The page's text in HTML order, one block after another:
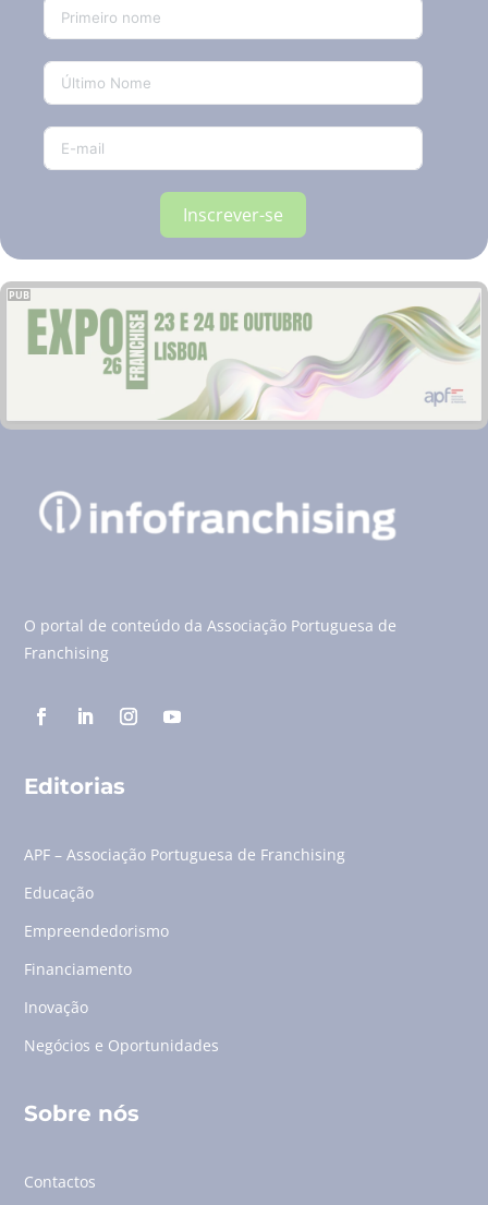
Inscrever-se
PUB
O portal de conteúdo da Associação Portuguesa de
Franchising
Editorias
APF – Associação Portuguesa de Franchising
Educação
Empreendedorismo
Financiamento
Inovação
Negócios e Oportunidades
Sobre nós
Contactos